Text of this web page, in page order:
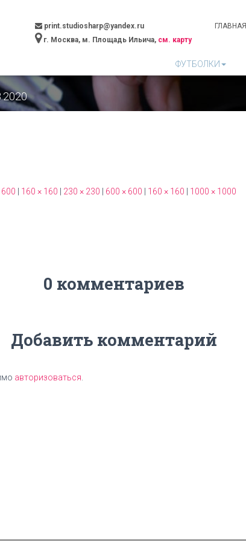
print.studiosharp@yandex.ru
г. Москва, м. Площадь Ильича, см. карту
ФУТБОЛКИ
ГЛАВНАЯ
600 160 × 160 230 × 230 600 × 600 160 × 160 1000 × 1000
0 комментариев
Добавить комментарий
авторизоваться